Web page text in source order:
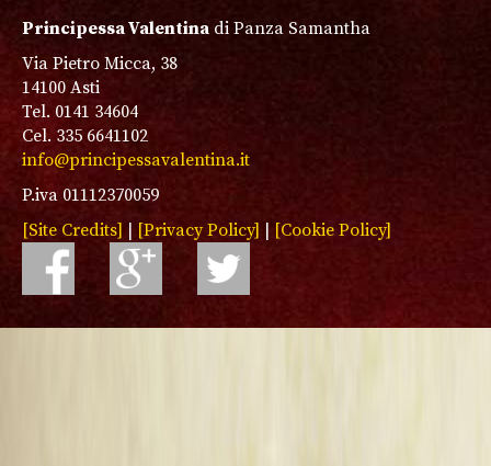
Principessa Valentina di Panza Samantha
Via Pietro Micca, 38
14100 Asti
Tel. 0141 34604
Cel. 335 6641102
info@principessavalentina.it
P.iva 01112370059
[Site Credits] | [Privacy Policy] | [Cookie Policy]